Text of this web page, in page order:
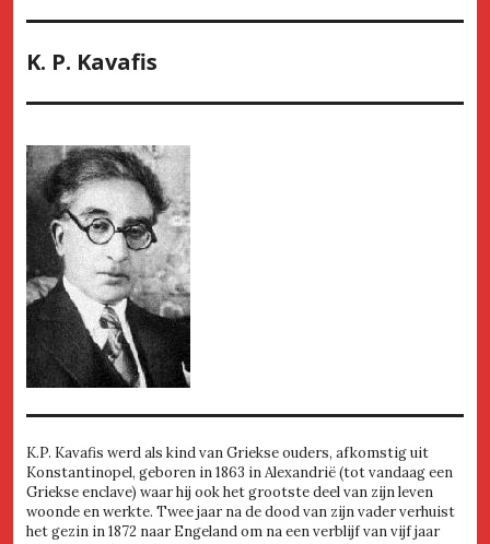
K. P. Kavafis
K.P. Kavafis werd als kind van Griekse ouders, afkomstig uit
Konstantinopel, geboren in 1863 in Alexandrië (tot vandaag een
Griekse enclave) waar hij ook het grootste deel van zijn leven
woonde en werkte. Twee jaar na de dood van zijn vader verhuist
het gezin in 1872 naar Engeland om na een verblijf van vijf jaar